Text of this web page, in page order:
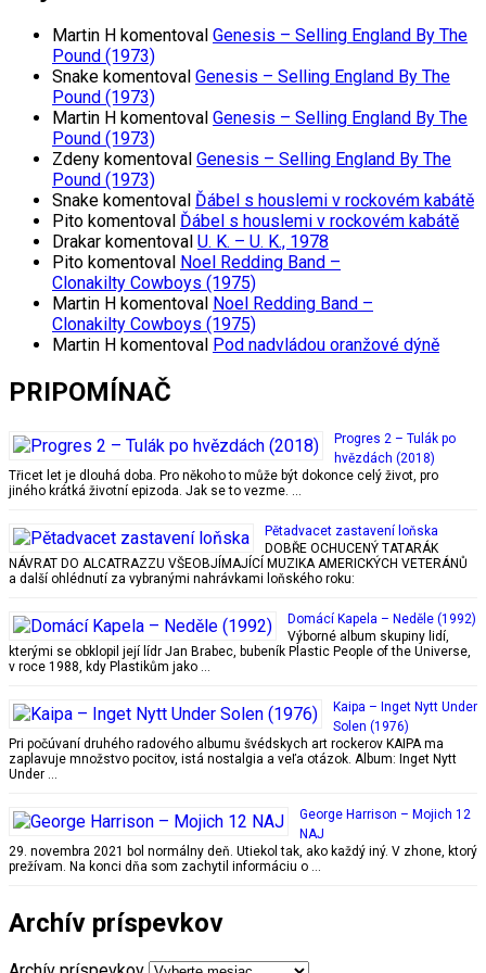
Martin H komentoval Genesis – Selling England By The
Pound (1973)
Snake komentoval Genesis – Selling England By The
Pound (1973)
Martin H komentoval Genesis – Selling England By The
Pound (1973)
Zdeny komentoval Genesis – Selling England By The
Pound (1973)
Snake komentoval Ďábel s houslemi v rockovém kabátě
Pito komentoval Ďábel s houslemi v rockovém kabátě
Drakar komentoval U. K. – U. K., 1978
Pito komentoval Noel Redding Band –
Clonakilty Cowboys (1975)
Martin H komentoval Noel Redding Band –
Clonakilty Cowboys (1975)
Martin H komentoval Pod nadvládou oranžové dýně
PRIPOMÍNAČ
Progres 2 – Tulák po
hvězdách (2018)
Třicet let je dlouhá doba. Pro někoho to může být dokonce celý život, pro
jiného krátká životní epizoda. Jak se to vezme. …
Pětadvacet zastavení loňska
DOBŘE OCHUCENÝ TATARÁK
NÁVRAT DO ALCATRAZZU VŠEOBJÍMAJÍCÍ MUZIKA AMERICKÝCH VETERÁNŮ
a další ohlédnutí za vybranými nahrávkami loňského roku:
Domácí Kapela – Neděle (1992)
Výborné album skupiny lidí,
kterými se obklopil její lídr Jan Brabec, bubeník Plastic People of the Universe,
v roce 1988, kdy Plastikům jako …
Kaipa – Inget Nytt Under
Solen (1976)
Pri počúvaní druhého radového albumu švédskych art rockerov KAIPA ma
zaplavuje množstvo pocitov, istá nostalgia a veľa otázok. Album: Inget Nytt
Under …
George Harrison – Mojich 12
NAJ
29. novembra 2021 bol normálny deň. Utiekol tak, ako každý iný. V zhone, ktorý
prežívam. Na konci dňa som zachytil informáciu o …
Archív príspevkov